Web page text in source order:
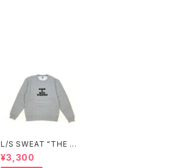
L/S SWEAT "THE M
ASTER" (GRAY)
¥3,300